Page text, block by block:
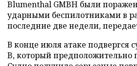
Blumenthal GMBH были
ударными беспилотниками в
последние две недели,
В конце июля атаке подвергся
B, который предположительно